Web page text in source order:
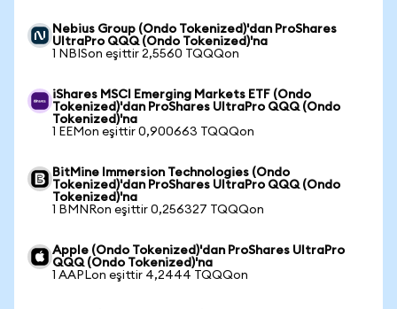
Nebius Group (Ondo Tokenized)'dan ProShares
UltraPro QQQ (Ondo Tokenized)'na
1 NBISon eşittir 2,5560 TQQQon
iShares MSCI Emerging Markets ETF (Ondo
Tokenized)'dan ProShares UltraPro QQQ (Ondo
Tokenized)'na
1 EEMon eşittir 0,900663 TQQQon
BitMine Immersion Technologies (Ondo
Tokenized)'dan ProShares UltraPro QQQ (Ondo
Tokenized)'na
1 BMNRon eşittir 0,256327 TQQQon
Apple (Ondo Tokenized)'dan ProShares UltraPro
QQQ (Ondo Tokenized)'na
1 AAPLon eşittir 4,2444 TQQQon